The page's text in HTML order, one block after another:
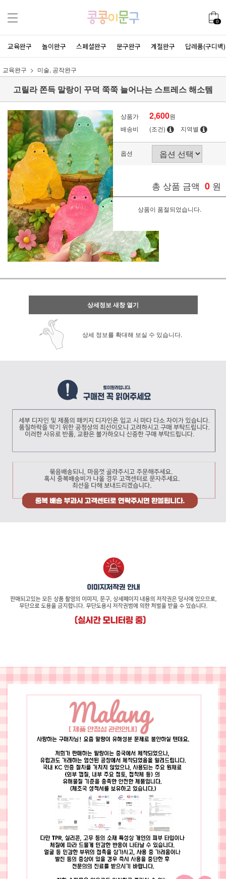
0
교육완구 놀이완구 스페셜완구 문구완구 계절완구 답례품(구디백)
교육완구 미술, 공작완구
고릴라 쫀득 말랑이 꾸덕 쭉쭉 늘어나는 스트레스 해소템
상품가 2,600원
배송비
(조건) 지역별
옵션
총 상품 금액 0 원
상품이 품절되었습니다.
상세정보 새창 열기
상세 정보를 확대해 보실 수 있습니다.